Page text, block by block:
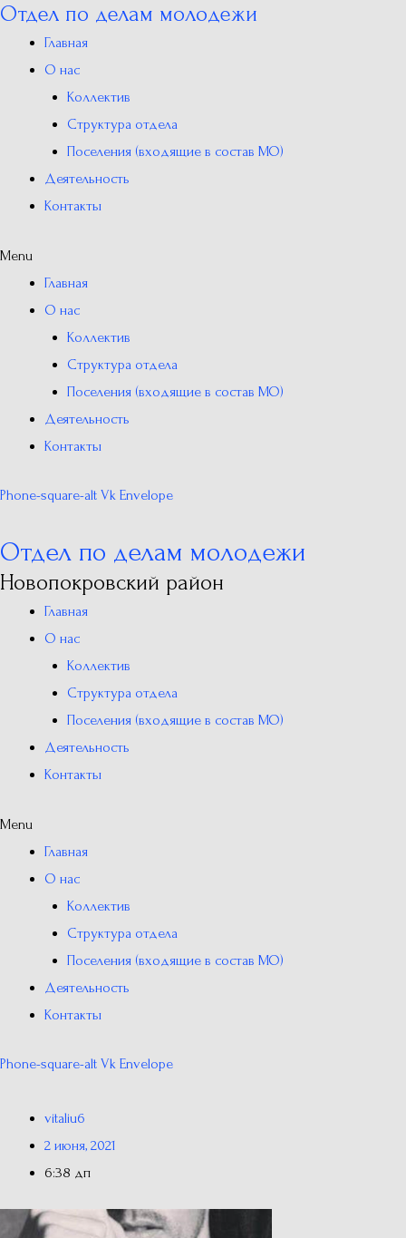
Перейти
содержимому
Отдел по делам молодежи
Главная
О нас
Коллектив
Структура отдела
Поселения (входящие в состав МО)
Деятельность
Контакты
Menu
Главная
О нас
Коллектив
Структура отдела
Поселения (входящие в состав МО)
Деятельность
Контакты
Phone-square-alt Vk Envelope
Отдел по делам молодежи
Новопокровский район
Главная
О нас
Коллектив
Структура отдела
Поселения (входящие в состав МО)
Деятельность
Контакты
Menu
Главная
О нас
Коллектив
Структура отдела
Поселения (входящие в состав МО)
Деятельность
Контакты
Phone-square-alt Vk Envelope
vitaliu6
2 июня, 2021
6:38 дп